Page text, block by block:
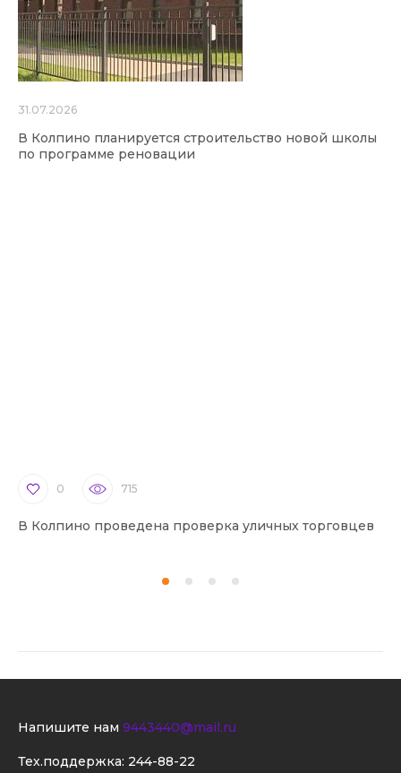
31.07.2026
В Колпино планируется строительство новой школы
по программе реновации
0 715
В Колпино проведена проверка уличных торговцев
Напишите нам 9443440@mail.ru
Тех.поддержка: 244-88-22